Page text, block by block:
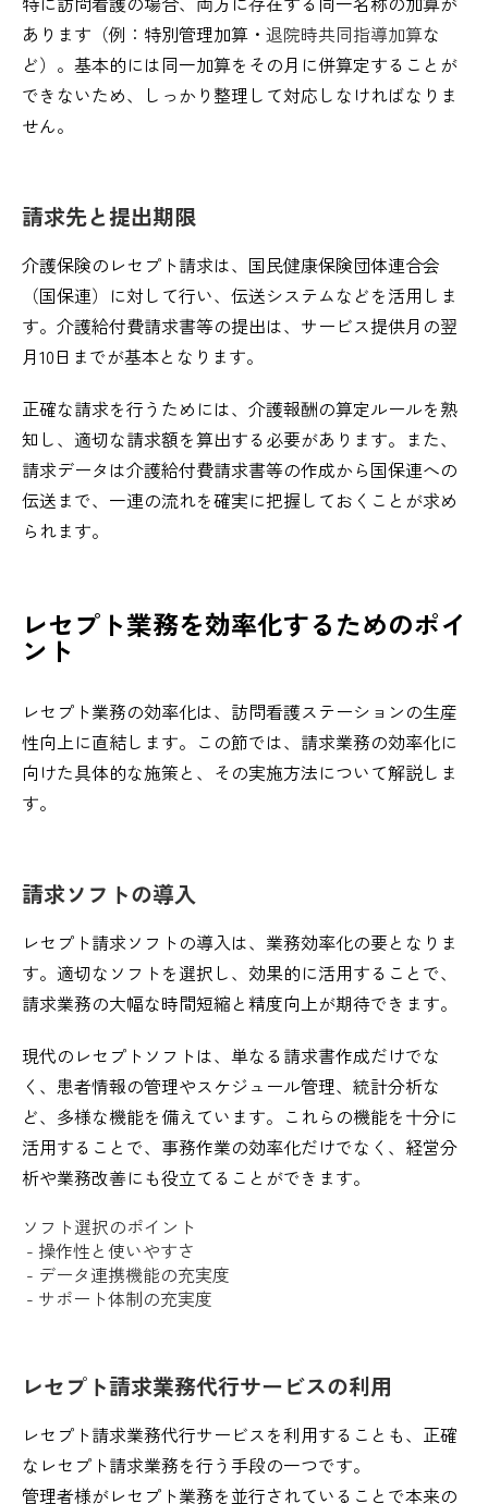
あります（例：特別管理加算・ 退院時共同指導加算な
ど）。基本的には同一加算をその月に併算定することが
できないため、しっかり整理して対応しなければなりま
せん。
請求先と提出期限
介護保険のレセプト請求は、国民健康保険団体連合会
（国保連）に対して行い、伝送システムなどを活用しま
す。介護給付費請求書等の提出は、サービス提供月の翌
月10日までが基本となります。
正確な請求を行うためには、介護報酬の算定ルールを熟
知し、適切な請求額を算出する必要があります。また、
請求データは介護給付費請求書等の作成から国保連への
伝送まで、一連の流れを確実に把握しておくことが求め
られます。
レセプト業務を効率化するためのポイ
ント
レセプト業務の効率化は、訪問看護ステーションの生産
性向上に直結します。この節では、請求業務の効率化に
向けた具体的な施策と、その実施方法について解説しま
す。
請求ソフトの導入
レセプト請求ソフトの導入は、業務効率化の要となりま
す。適切なソフトを選択し、効果的に活用することで、
請求業務の大幅な時間短縮と精度向上が期待できます。
現代のレセプトソフトは、単なる請求書作成だけでな
く、患者情報の管理やスケジュール管理、統計分析な
ど、多様な機能を備えています。これらの機能を十分に
活用することで、事務作業の効率化だけでなく、経営分
析や業務改善にも役立てることができます。
ソフト選択のポイント
- 操作性と使いやすさ
- データ連携機能の充実度
- サポート体制の充実度
レセプト請求業務代行サービスの利用
レセプト請求業務代行サービスを利用することも、正確
なレセプト請求業務を行う手段の一つです。
管理者様がレセプト業務を並行されていることで本来の